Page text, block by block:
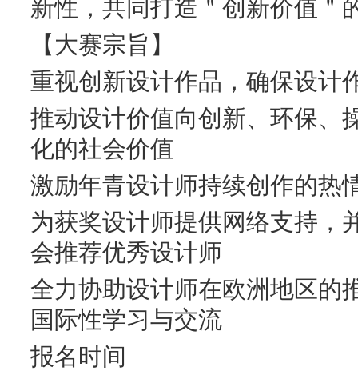
新性，共同打造＂创新价值＂
【大赛宗旨】
重视创新设计作品，确保设计
推动设计价值向创新、环保、
化的社会价值
激励年青设计师持续创作的热
为获奖设计师提供网络支持，
会推荐优秀设计师
全力协助设计师在欧洲地区的
国际性学习与交流
报名时间